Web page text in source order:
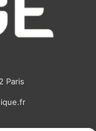
Paris